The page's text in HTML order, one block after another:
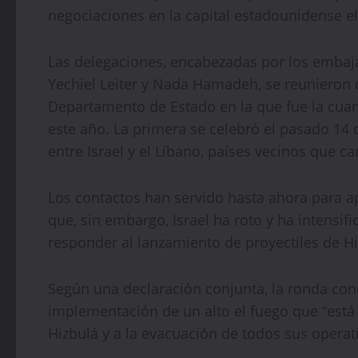
negociaciones en la capital estadounidense
Las delegaciones, encabezadas por los
Yechiel Leiter y Nada Hamadeh, se
Departamento de Estado en la que fue la
este año. La primera se celebró el pasado
entre Israel y el Líbano, países vecinos que
Los contactos han servido hasta ahora para
que, sin embargo, Israel ha roto y ha
responder al lanzamiento de proyectiles de
Según una declaración conjunta, la ronda
implementación de un alto el fuego que
Hizbulá y a la evacuación de todos sus